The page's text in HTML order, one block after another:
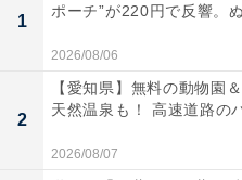
1
ポーチ”が220円で反響。
2026/08/06
2
【愛知県】無料の動物園
天然温泉も！ 高速道路の
2026/08/07